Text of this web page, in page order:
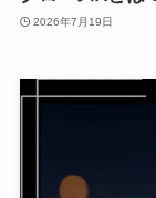
2026年7月19日